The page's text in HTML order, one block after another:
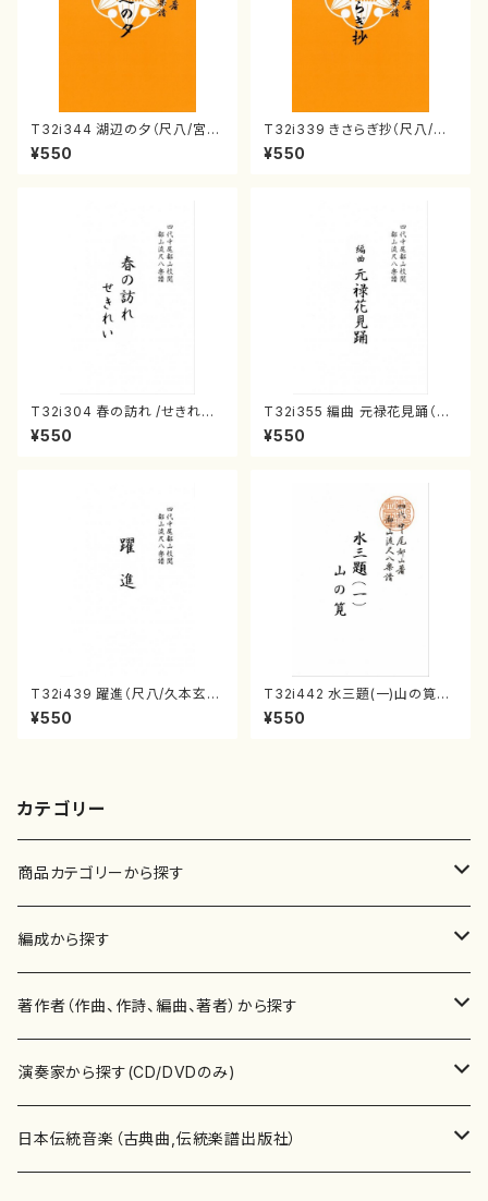
T32i344 湖辺の夕（尺八/宮城
道雄/楽譜）都山流公刊楽譜曲
番:2048
¥550
T32i339 きさらぎ抄（尺八/萩
原正吟/楽譜）都山流公刊楽譜曲
番:2043
¥550
T32i304 春の訪れ /せきれい
（尺八/宮城道雄/楽譜）
¥550
T32i355 編曲 元禄花見踊（尺
八/ 坂本勉/楽譜）都山流公刊楽
譜曲番:2059
¥550
T32i439 躍進（尺八/久本玄
智/楽譜）都山流公刊楽譜曲番:2
146
¥550
T32i442 水三題(一)山の筧
（尺八/宮城道雄/楽譜）都山流公
刊楽譜曲番:2149
¥550
カテゴリー
商品カテゴリーから探す
楽譜
書籍
書籍
テキストブック
CD・DVD
チケット
編成から探す
邦楽器
箏・琴（ソロ）
箏・琴（合奏）
合唱
混声合唱
歌・声
著作者（作曲、作詩、編曲、著者）から探す
あ行
青木省三(アオキ ショウゾウ)
か行
演奏家から探す(CD/DVDのみ)
邦楽（箏、三味線、尺八等）演奏家
日本伝統音楽（古典曲,伝統楽譜出版社）